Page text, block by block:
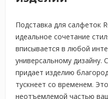
Подставка для салфеток
идеальное сочетание
вписывается в любой
универсальному дизайну.
придает изделию
тускнеет со временем.
неотъемлемой частью